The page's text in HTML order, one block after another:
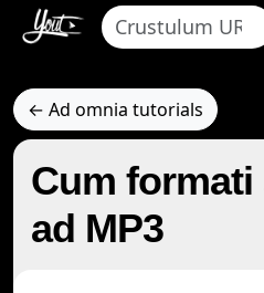
← Ad omnia tutorials
Cum
ad MP3